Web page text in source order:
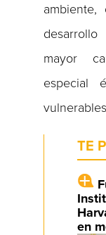
ambiente,
mayor
especial
TE
en